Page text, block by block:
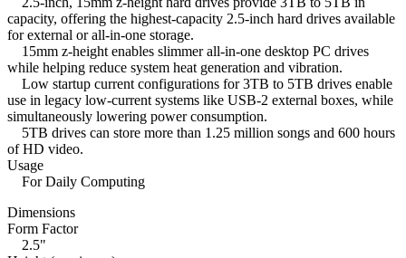
capacity, offering the highest-capacity 2.5-inch hard drives available
for external or all-in-one storage.
15mm z-height enables slimmer all-in-one desktop PC drives
while helping reduce system heat generation and vibration.
Low startup current configurations for 3TB to 5TB drives enable
use in legacy low-current systems like USB-2 external boxes, while
simultaneously lowering power consumption.
5TB drives can store more than 1.25 million songs and 600 hours
of HD video.
Usage
For Daily Computing
Dimensions
Form Factor
2.5"